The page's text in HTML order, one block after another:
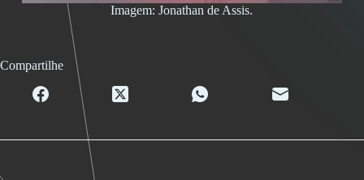
Imagem: Jonathan de Assis.
Compartilhe